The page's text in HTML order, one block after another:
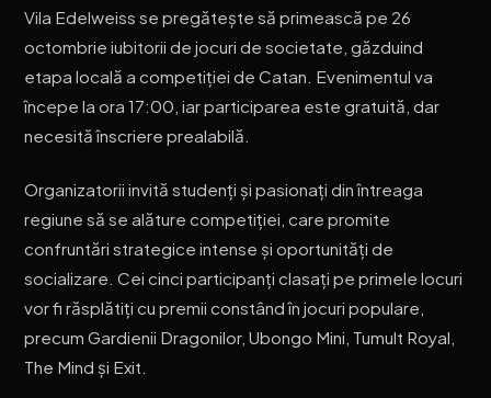
Vila Edelweiss se pregătește să primească pe 26
octombrie iubitorii de jocuri de societate, găzduind
etapa locală a competiției de Catan. Evenimentul va
începe la ora 17:00, iar participarea este gratuită, dar
necesită înscriere prealabilă.
Organizatorii invită studenți și pasionați din întreaga
regiune să se alăture competiției, care promite
confruntări strategice intense și oportunități de
socializare. Cei cinci participanți clasați pe primele locuri
vor fi răsplătiți cu premii constând în jocuri populare,
precum Gardienii Dragonilor, Ubongo Mini, Tumult Royal,
The Mind și Exit.